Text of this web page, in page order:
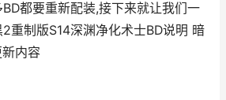
都要重新配装,接下来就让我们一
重制版S14深渊净化术士BD说明 暗
内容